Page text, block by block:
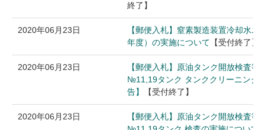
終了】
2020年06月23日
【郵便入札】窒素製造装置冷却水
年度）の実施について 【受付終了】
2020年06月23日
【郵便入札】原油タンク開放検査等
№11,19タンク タンククリーニング
告】
【受付終了】
2020年06月23日
【郵便入札】原油タンク開放検査等